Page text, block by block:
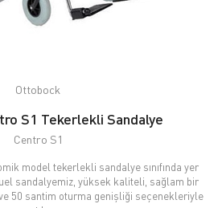
Ottobock
S1 Tekerlekli Sandalye
Centro S1
model tekerlekli sandalye sınıfında yer
sandalyemiz, yüksek kaliteli, sağlam bir
ve 50 santim oturma genişliği seçenekleriyle